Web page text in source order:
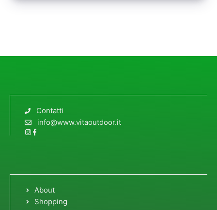
Contatti
info@www.vitaoutdoor.it
About
Shopping